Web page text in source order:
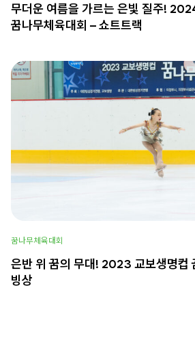
무더운 여름을 가르는 은빛 질주!
꿈나무체육대회 – 쇼트트랙
꿈나무체육대회
은반 위 꿈의 무대! 2023 교보생명컵
빙상